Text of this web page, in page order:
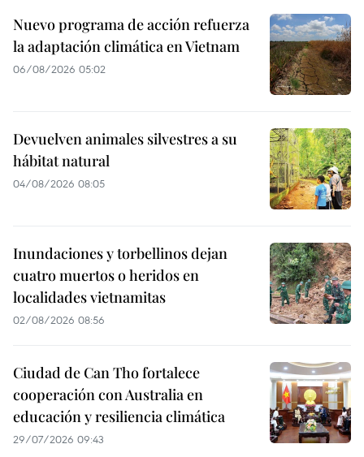
Nuevo programa de acción refuerza
la adaptación climática en Vietnam
06/08/2026 05:02
Devuelven animales silvestres a su
hábitat natural
04/08/2026 08:05
Inundaciones y torbellinos dejan
cuatro muertos o heridos en
localidades vietnamitas
02/08/2026 08:56
Ciudad de Can Tho fortalece
cooperación con Australia en
educación y resiliencia climática
29/07/2026 09:43